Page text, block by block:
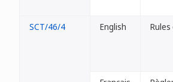
SCT/46/4 English